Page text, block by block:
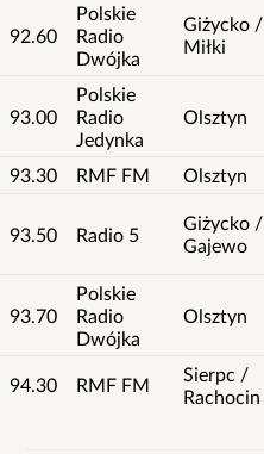
92.60
Polskie
Radio
Dwójka
Giżycko /
Miłki
93.00
Polskie
Radio
Jedynka
Olsztyn
93.30 RMF FM Olsztyn
93.50 Radio 5
Giżycko /
Gajewo
93.70
Polskie
Radio
Dwójka
Olsztyn
94.30 RMF FM
Sierpc /
Rachocin